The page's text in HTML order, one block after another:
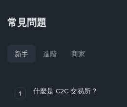
常見問題
新手 進階 商家
1 什麼是 C2C 交易所？